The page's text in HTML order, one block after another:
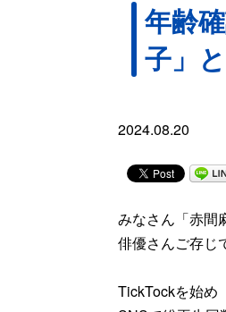
年齢
子」
2024.08.20
みなさん「赤間
俳優さんご存じ
TickTockを始め